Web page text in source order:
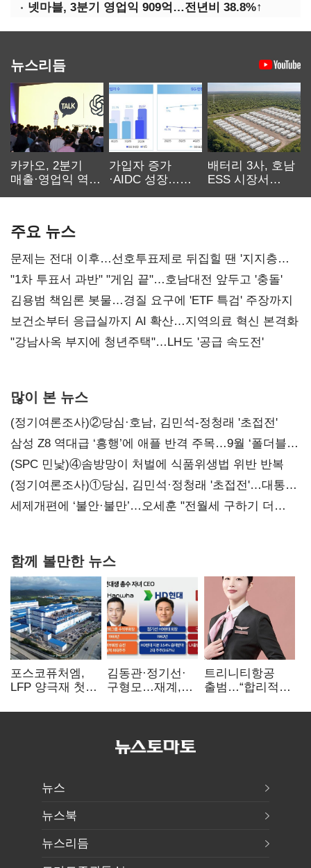
넷마블, 3분기 영업익 909억…전년비 38.8%↑
뉴스리듬
카카오, 2분기
매출·영업익 역대
가입자 증가
·AIDC 성장…
배터리 3사, 호남
ESS 시장서
주요 뉴스
문제는 전대 이후…선호투표제로 뒤집힐 땐 '지지층
불복'
"1차 투표서 과반" "게임 끝"…호남대전 앞두고 '충돌'
김용범 책임론 봇물…경질 요구에 'ETF 특검' 주장까지
보건소부터 응급실까지 AI 확산…지역의료 혁신 본격화
"강남사옥 부지에 청년주택"…LH도 '공급 속도전'
많이 본 뉴스
(정기여론조사)②당심·호남, 김민석-정청래 '초접전'
삼성 Z8 역대급 ‘흥행’에 애플 반격 주목…9월 ‘폴더블
대전’
(SPC 민낯)④솜방망이 처벌에 식품위생법 위반 반복
(정기여론조사)①당심, 김민석·정청래 '초접전'…대통령
지지도 '50% 아래로'(종합)
세제개편에 ‘불안·불만’…오세훈 "전월세 구하기 더
함께 볼만한 뉴스
포스코퓨처엠,
LFP 양극재 첫
ESS 시장 공략
김동관·정기선·
구형모…재계,
전성시대
트리니티항공
출범…“합리적
서비스로 승부”
뉴스
뉴스북
뉴스리듬